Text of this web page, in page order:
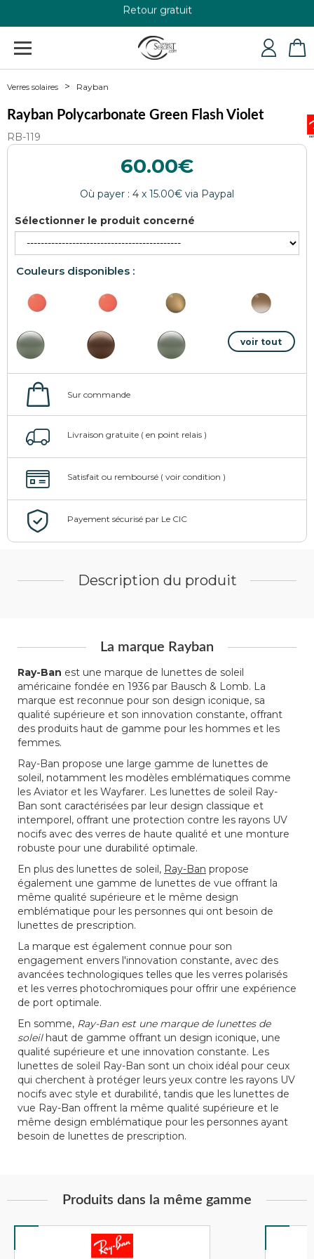
+33 4 79 24 76 84
Verres solaires Rayban
Rayban Polycarbonate Green Flash Violet
RB-119
60.00
Sélectionner le produit concerné
Description du produit
La marque Rayban
Ray-Ban est une marque de lunettes de soleil
américaine fondée en 1936 par Bausch & Lomb. La
marque est reconnue pour son design iconique, sa
qualité supérieure et son innovation constante, offrant
des produits haut de gamme pour les hommes et les
femmes.
Ray-Ban propose une large gamme de lunettes de
soleil, notamment les modèles emblématiques comme
les Aviator et les Wayfarer. Les lunettes de soleil Ray-
Ban sont caractérisées par leur design classique et
intemporel, offrant une protection contre les rayons UV
nocifs avec des verres de haute qualité et une monture
robuste pour une durabilité optimale.
En plus des lunettes de soleil, Ray-Ban propose
également une gamme de lunettes de vue offrant la
même qualité supérieure et le même design
emblématique pour les personnes qui ont besoin de
lunettes de prescription.
La marque est également connue pour son
engagement envers l'innovation constante, avec des
avancées technologiques telles que les verres polarisés
et les verres photochromiques pour offrir une expérience
de port optimale.
En somme, Ray-Ban est une marque de lunettes de
soleilhaut de gamme offrant un design iconique, une
qualité supérieure et une innovation constante. Les
lunettes de soleil Ray-Ban sont un choix idéal pour ceux
qui cherchent à protéger leurs yeux contre les rayons UV
nocifs avec style et durabilité, tandis que les lunettes de
vue Ray-Ban offrent la même qualité supérieure et le
même design emblématique pour les personnes ayant
besoin de lunettes de prescription.
Produits dans la même gamme